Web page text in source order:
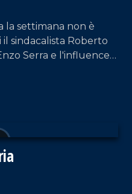
la settimana non è
il sindacalista Roberto
Serra e l'influencer